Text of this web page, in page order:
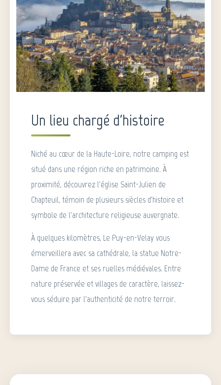
Un lieu chargé d'histoire
Niché au cœur de la Haute-Loire, notre camping est
situé dans une région riche en patrimoine. À
proximité, découvrez l'église Saint-Julien de
Chapteuil, témoin de plusieurs siècles d'histoire et
symbole de l'architecture religieuse auvergnate.
À quelques kilomètres, Le Puy-en-Velay vous
émerveillera avec sa cathédrale, la statue Notre-
Dame de France et ses ruelles médiévales. Entre
nature préservée et villages de caractère, laissez-
vous séduire par l'authenticité de notre terroir.